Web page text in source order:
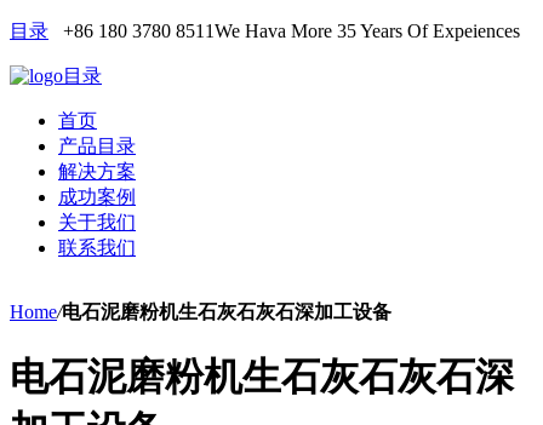
目录 +86 180 3780 8511We Hava More 35 Years Of Expeiences
目录
首页
产品目录
解决方案
成功案例
关于我们
联系我们
Home/电石泥磨粉机生石灰石灰石深加工设备
电石泥磨粉机生石灰石灰石深